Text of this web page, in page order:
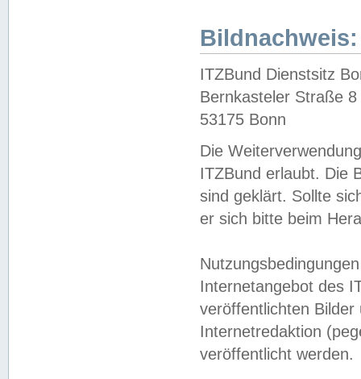
Bildnachweis:
ITZBund Dienstsitz
Bernkasteler Straße 8
53175 Bonn
Die
ITZBund erlaubt. Die
sind geklärt. Sollte
er sich bitte beim
Internetangebot des
veröffentlichten
Internetredaktion
veröffentlicht werden.